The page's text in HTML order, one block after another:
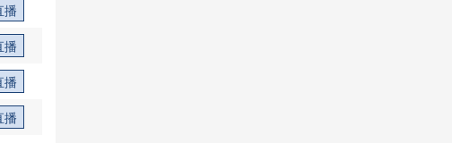
播
播
播
播